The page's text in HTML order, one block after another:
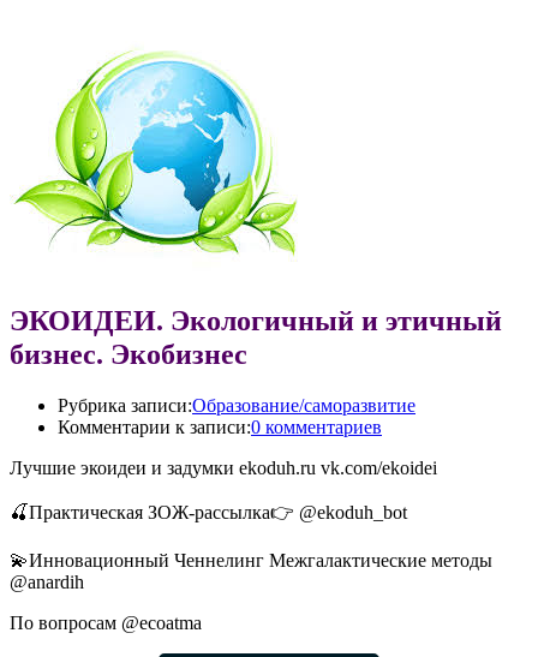
ЭКОИДЕИ. Экологичный и этичный
бизнес. Экобизнес
Рубрика записи:Образование/саморазвитие
Комментарии к записи:0 комментариев
Лучшие экоидеи и задумки ekoduh.ru vk.com/ekoidei
🍒Практическая ЗОЖ-рассылка👉 @ekoduh_bot
💫Инновационный Ченнелинг Межгалактические методы
@anardih
По вопросам @ecoatma